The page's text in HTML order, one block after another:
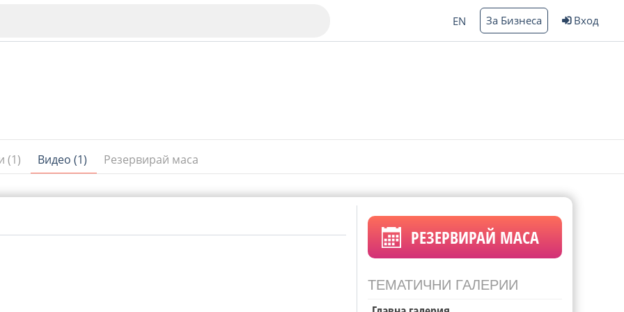
Пловдив
EN За Бизнеса Вход
(1) Видео (1) Резервирай маса
РЕЗЕРВИРАЙ МАСА
ТЕМАТИЧНИ ГАЛЕРИИ